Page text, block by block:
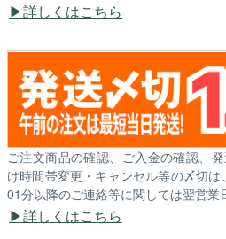
詳しくはこちら
ご注文商品の確認、ご入金の確認、
け時間帯変更・キャンセル等の〆切は
01分以降のご連絡等に関しては翌営業
詳しくはこちら